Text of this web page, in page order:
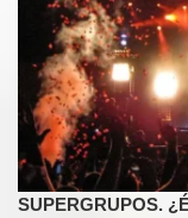
SUPERGRUPOS.